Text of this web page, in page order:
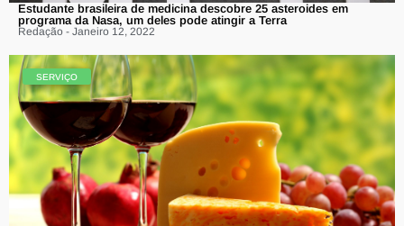
Estudante brasileira de medicina descobre 25 asteroides em
programa da Nasa, um deles pode atingir a Terra
Redação - Janeiro 12, 2022
SERVIÇO